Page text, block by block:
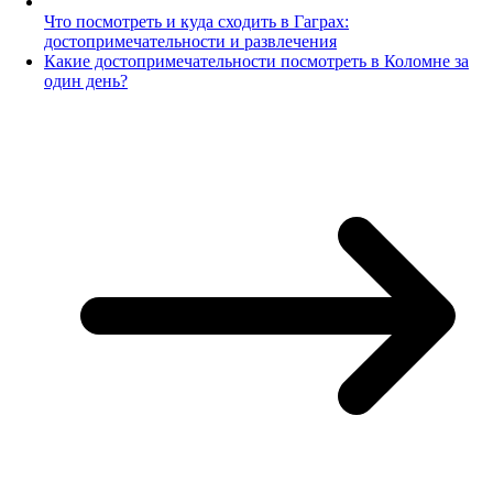
Что посмотреть и куда сходить в Гаграх:
достопримечательности и развлечения
Какие достопримечательности посмотреть в Коломне за
один день?